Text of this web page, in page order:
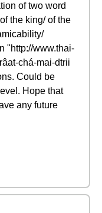
of two word
the king/ of the
"http://www.thai-
chá-mai-dtrii
Could be
Hope that
any future